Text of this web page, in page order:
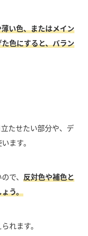
い色、またはメイン
色にすると、バラン
立たせたい部分や、デ
ます。
で、 反対色や補色と
う。
れます。